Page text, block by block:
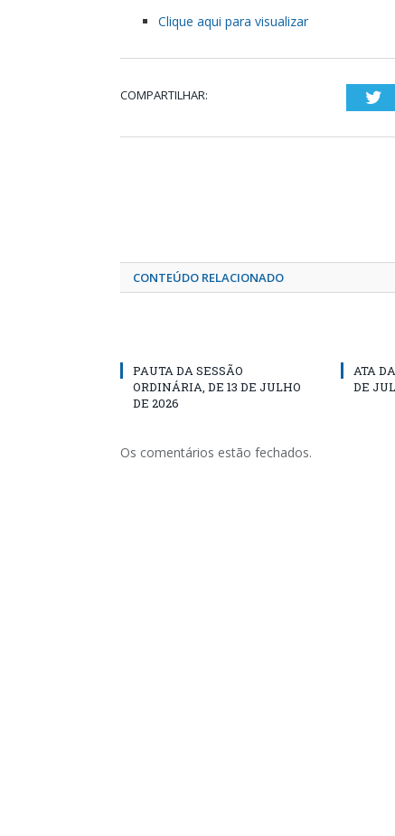
Clique aqui para visualizar
COMPARTILHAR:
CONTEÚDO RELACIONADO
PAUTA DA SESSÃO
ORDINÁRIA, DE 13 DE JULHO
DE 2026
ATA
DE
Os comentários estão fechados.